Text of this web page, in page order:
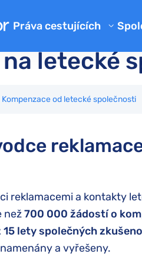
Práva cestujících
Kalkulačka kompenzace
Kompenzace zpožděného letu
Kompenzace a refundace za
Kompenzace za odepřený
Štrajk leteckej spoločnosti
Předpisy
O
Blog
FAQ
společnosti
letecké
Kompenzace od letecké společnosti
reklamacemi a kontakty
než700 000 žádostí o
15 lety společných
a vyřešeny.